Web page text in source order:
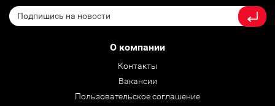
О компании
Контакты
Вакансии
Пользовательское соглашение